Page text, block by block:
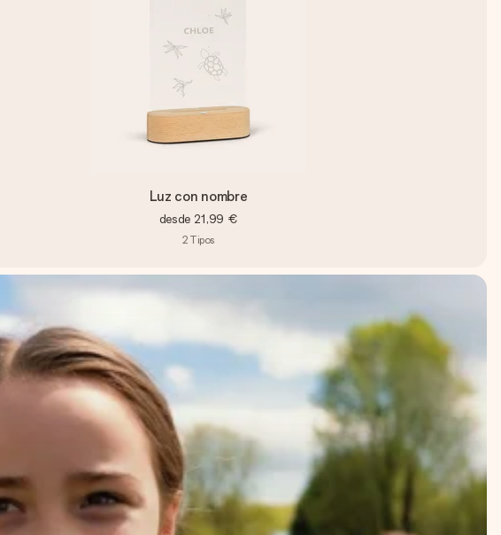
Luz con nombre
desde 21,99 €
2 Tipos